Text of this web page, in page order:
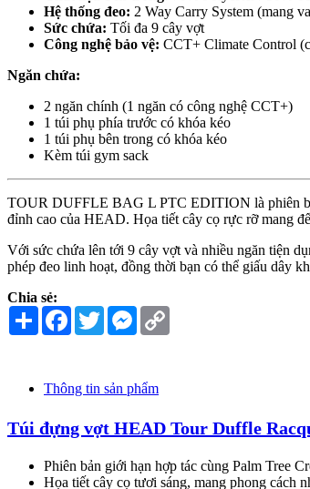
Hệ thống đeo: 2 Way Carry System (mang
Sức chứa: Tối đa 9 cây vợt
Công nghệ bảo vệ: CCT+ Climate Control
Ngăn chứa:
2 ngăn chính (1 ngăn có công nghệ CCT+)
1 túi phụ phía trước có khóa kéo
1 túi phụ bên trong có khóa kéo
Kèm túi gym sack
TOUR DUFFLE BAG L PTC EDITION là phiên
đỉnh cao của HEAD. Họa tiết cây cọ rực rỡ mang
Với sức chứa lên tới 9 cây vợt và nhiều ngăn tiện
phép đeo linh hoạt, đồng thời bạn có thể giấu dây
Chia sẻ:
Share Facebook
TwitterMessenger
Thông tin sản phẩm
Túi đựng vợt HEAD Tour Duffle
Phiên bản giới hạn hợp tác cùng Palm Tree
Họa tiết cây cọ tươi sáng, mang phong cách